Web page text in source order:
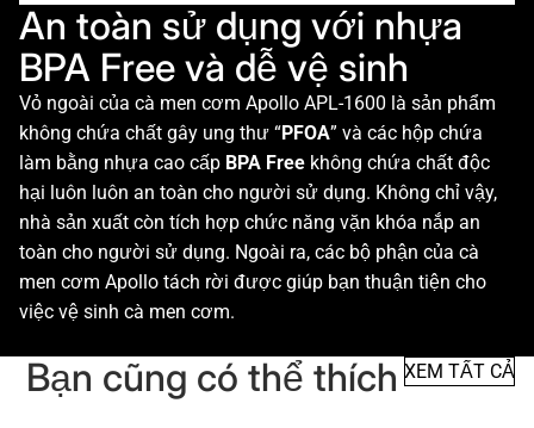
An toàn sử dụng với nhựa
BPA Free và dễ vệ sinh
Vỏ ngoài của cà men cơm Apollo APL-1600 là sản phẩm
không chứa chất gây ung thư “PFOA” và các hộp chứa
làm bằng nhựa cao cấp BPA Free không chứa chất độc
hại luôn luôn an toàn cho người sử dụng. Không chỉ vậy,
nhà sản xuất còn tích hợp chức năng vặn khóa nắp an
toàn cho người sử dụng. Ngoài ra, các bộ phận của cà
men cơm Apollo tách rời được giúp bạn thuận tiện cho
việc vệ sinh cà men cơm.
Bạn cũng có thể thích XEM TẤT CẢ